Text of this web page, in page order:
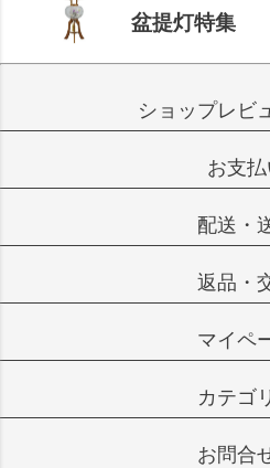
盆提灯特集
ショップレビ
お支払
配送・
返品・
マイペ
カテゴ
お問合